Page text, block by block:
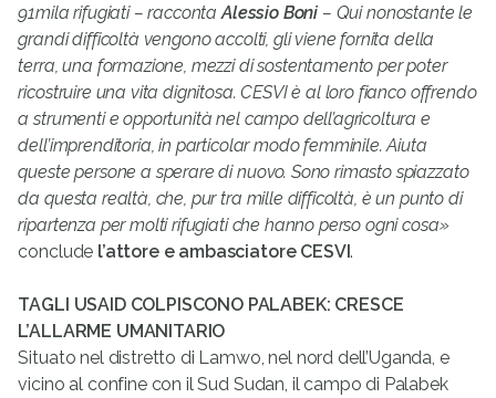
91mila rifugiati – raccontaAlessio Boni – Qui nonostante le
grandi difficoltà vengono accolti, gli viene fornita della
terra, una formazione, mezzi di sostentamento per poter
ricostruire una vita dignitosa. CESVI è al loro fianco offrendo
a strumenti e opportunità nel campo dell’agricoltura e
dell’imprenditoria, in particolar modo femminile. Aiuta
queste persone a sperare di nuovo. Sono rimasto spiazzato
da questa realtà, che, pur tra mille difficoltà, è un punto di
ripartenza per molti rifugiati che hanno perso ogni cosa»
conclude l’attore e ambasciatore CESVI.
TAGLI USAID COLPISCONO PALABEK: CRESCE
L’ALLARME UMANITARIO
Situato nel distretto di Lamwo, nel nord dell’Uganda, e
vicino al confine con il Sud Sudan, il campo di Palabek